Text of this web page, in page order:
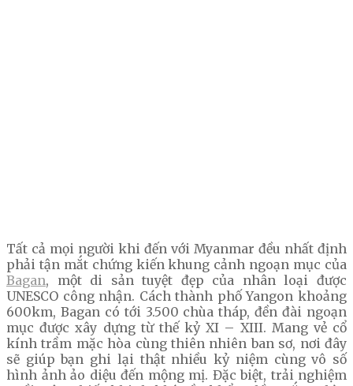
Tất cả mọi người khi đến với Myanmar đều nhất định
phải tận mắt chứng kiến khung cảnh ngoạn mục của
Bagan, một di sản tuyệt đẹp của nhân loại được
UNESCO công nhận. Cách thành phố Yangon khoảng
600km, Bagan có tới 3.500 chùa tháp, đền đài ngoạn
mục được xây dựng từ thế kỷ XI – XIII. Mang vẻ cổ
kính trầm mặc hòa cùng thiên nhiên ban sơ, nơi đây
sẽ giúp bạn ghi lại thật nhiều kỷ niệm cùng vô số
hình ảnh ảo diệu đến mộng mị. Đặc biệt, trải nghiệm